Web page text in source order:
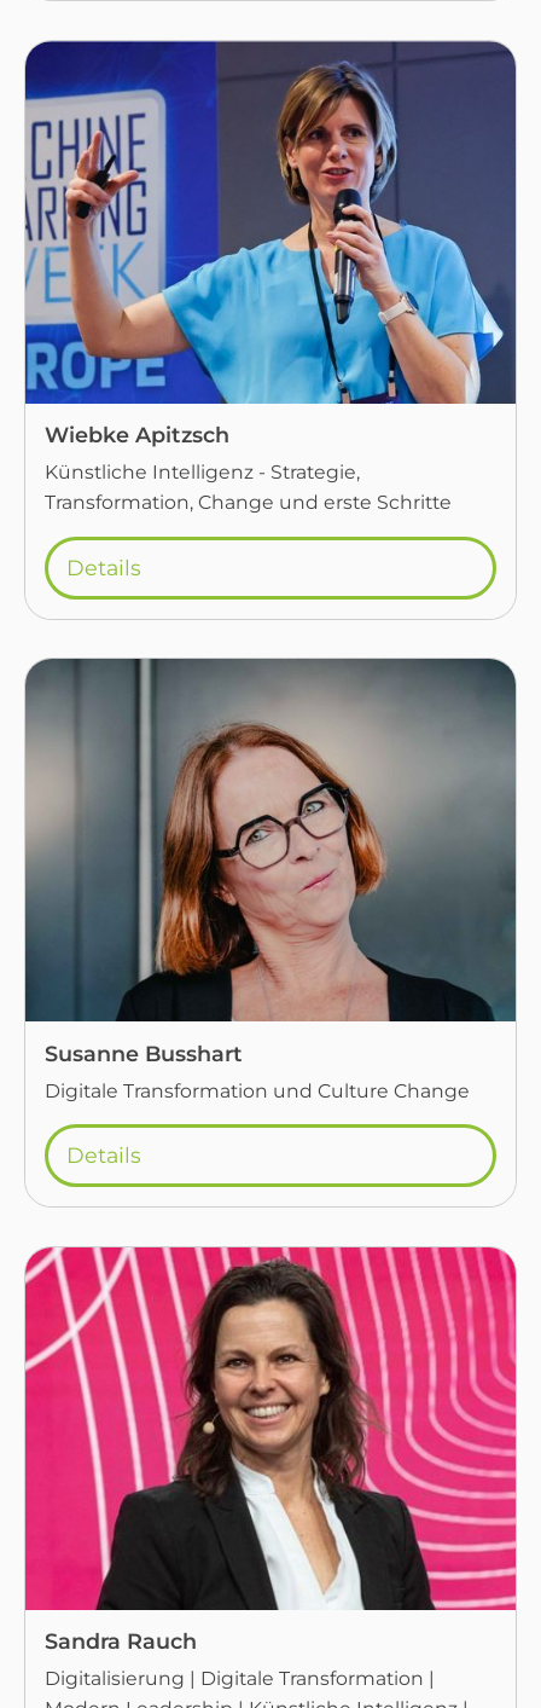
Wiebke Apitzsch
Künstliche Intelligenz - Strategie,
Transformation, Change und erste Schritte
Details
Susanne Busshart
Digitale Transformation und Culture Change
Details
Sandra Rauch
Digitalisierung | Digitale Transformation |